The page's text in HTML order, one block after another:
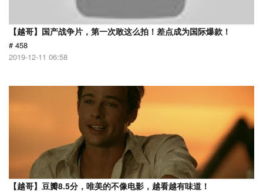
【越哥】国产战争片，第一次敢这么拍！差点成为国际爆款！
# 458
2019-12-11 06:58
【越哥】豆瓣8.5分，唯美的不像电影，越看越有味道！